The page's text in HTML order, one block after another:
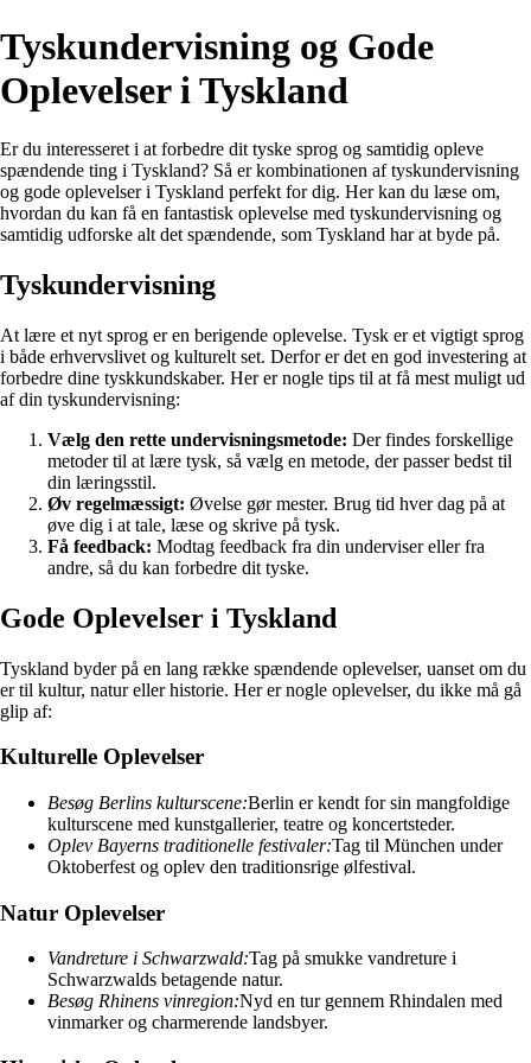
Tyskundervisning og Gode
Oplevelser i Tyskland
Er du interesseret i at forbedre dit tyske sprog og samtidig opleve
spændende ting i Tyskland? Så er kombinationen af tyskundervisning
og gode oplevelser i Tyskland perfekt for dig. Her kan du læse om,
hvordan du kan få en fantastisk oplevelse med tyskundervisning og
samtidig udforske alt det spændende, som Tyskland har at byde på.
Tyskundervisning
At lære et nyt sprog er en berigende oplevelse. Tysk er et vigtigt sprog
i både erhvervslivet og kulturelt set. Derfor er det en god investering at
forbedre dine tyskkundskaber. Her er nogle tips til at få mest muligt ud
af din tyskundervisning:
Vælg den rette undervisningsmetode: Der findes forskellige
metoder til at lære tysk, så vælg en metode, der passer bedst til
din læringsstil.
Øv regelmæssigt: Øvelse gør mester. Brug tid hver dag på at
øve dig i at tale, læse og skrive på tysk.
Få feedback: Modtag feedback fra din underviser eller fra
andre, så du kan forbedre dit tyske.
Gode Oplevelser i Tyskland
Tyskland byder på en lang række spændende oplevelser, uanset om du
er til kultur, natur eller historie. Her er nogle oplevelser, du ikke må gå
glip af:
Kulturelle Oplevelser
Besøg Berlins kulturscene:Berlin er kendt for sin mangfoldige
kulturscene med kunstgallerier, teatre og koncertsteder.
Oplev Bayerns traditionelle festivaler:Tag til München under
Oktoberfest og oplev den traditionsrige ølfestival.
Natur Oplevelser
Vandreture i Schwarzwald:Tag på smukke vandreture i
Schwarzwalds betagende natur.
Besøg Rhinens vinregion:Nyd en tur gennem Rhindalen med
vinmarker og charmerende landsbyer.